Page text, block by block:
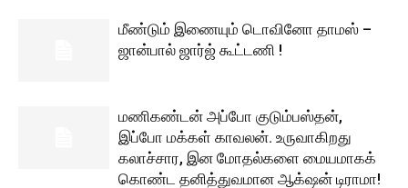
மீண்டும் இணையும் டொவினோ தாமஸ் –
ஜான்பால் ஜார்ஜ் கூட்டணி !
மணிகண்டன் அப்போ குடும்பஸ்தன்,
இப்போ மக்கள் காவலன். உருவாகிறது
கலாச்சார, இன மோதல்களை மையமாகக்
கொண்ட தனித்துவமான ஆக்‌ஷன் டிராமா!